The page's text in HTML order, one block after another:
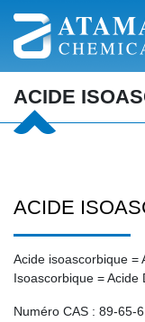
ACIDE
ACIDE
Acide isoascorbique =
Isoascorbique =
Numéro CAS : 89-65-6